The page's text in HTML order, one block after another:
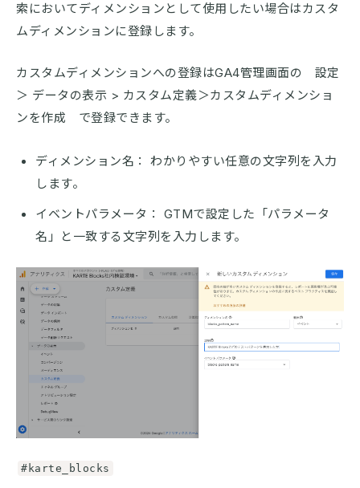
索においてディメンションとして使用したい場合はカスタ
ムディメンションに登録します。
カスタムディメンションへの登録はGA4管理画面の 設定
＞ データの表示 > カスタム定義＞カスタムディメンショ
ンを作成 で登録できます。
ディメンション名： わかりやすい任意の文字列を入力
します。
イベントパラメータ： GTMで設定した「パラメータ
名」と一致する文字列を入力します。
#karte_blocks